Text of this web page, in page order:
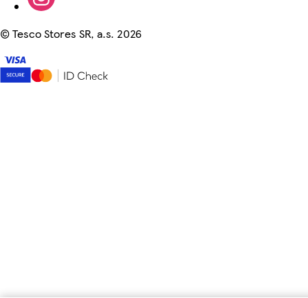
©Tesco Stores SR, a.s. 2026